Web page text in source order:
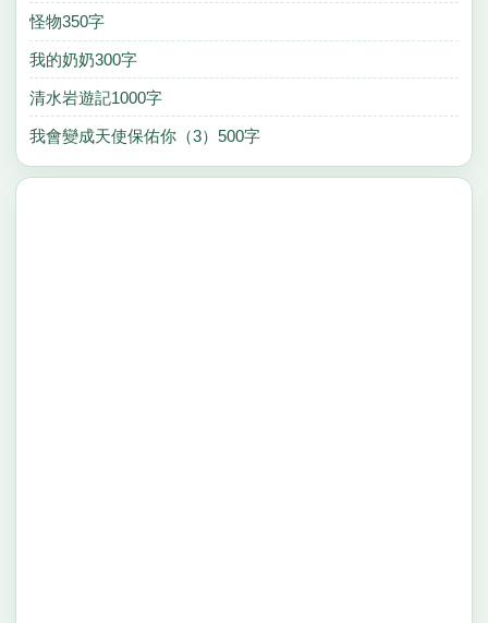
怪物350字
我的奶奶300字
清水岩遊記1000字
我會變成天使保佑你（3）500字